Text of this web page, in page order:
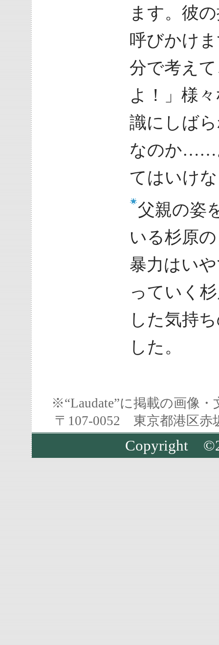
ます。彼
呼びかけ
分で考え
よ！」様
識にしば
なのか……
てはいけ
父親の姿
いる杉原
暴力はい
っていく
した気持
した。
※“Laudate”に掲載の画像
〒107-0052 東京都港区
Copyright